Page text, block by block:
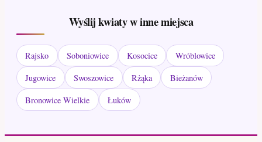
Wyślij kwiaty w inne miejsca
Rajsko Soboniowice Kosocice
Wróblowice
Jugowice
Swoszowice Rżąka
Bieżanów
Bronowice Wielkie
Łuków